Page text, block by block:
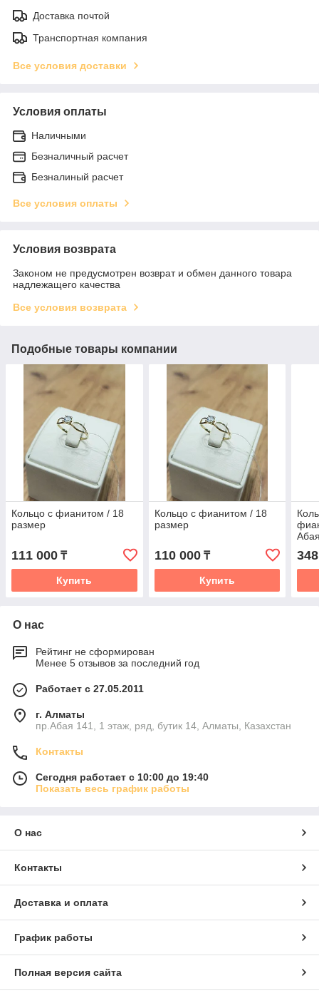
Доставка почтой
Транспортная компания
Все условия доставки
Условия оплаты
Наличными
Безналичный расчет
Безналиный расчет
Все условия оплаты
Условия возврата
Законом не предусмотрен возврат и обмен данного товара
надлежащего качества
Все условия возврата
Подобные товары компании
Кольцо с фианитом / 18
размер
111 000 ₸
Купить
Кольцо с фианитом / 18
размер
110 000₸
Купить
О нас
Рейтинг не сформирован
Менее 5 отзывов за последний год
Работает с 27.05.2011
г. Алматы
пр.Абая 141, 1 этаж, ряд, бутик 14, Алматы, Казахстан
Контакты
Сегодня работает с 10:00 до 19:40
Показать весь график работы
О нас
Контакты
Доставка и оплата
График работы
Полная версия сайта